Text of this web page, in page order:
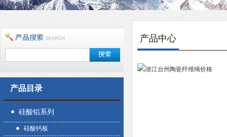
产品目录
硅酸铝系列
硅酸钙板
产品中心